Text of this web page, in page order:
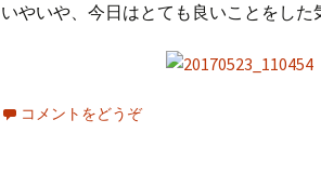
いやいや、今日はとても良いことをした
コメントをどうぞ